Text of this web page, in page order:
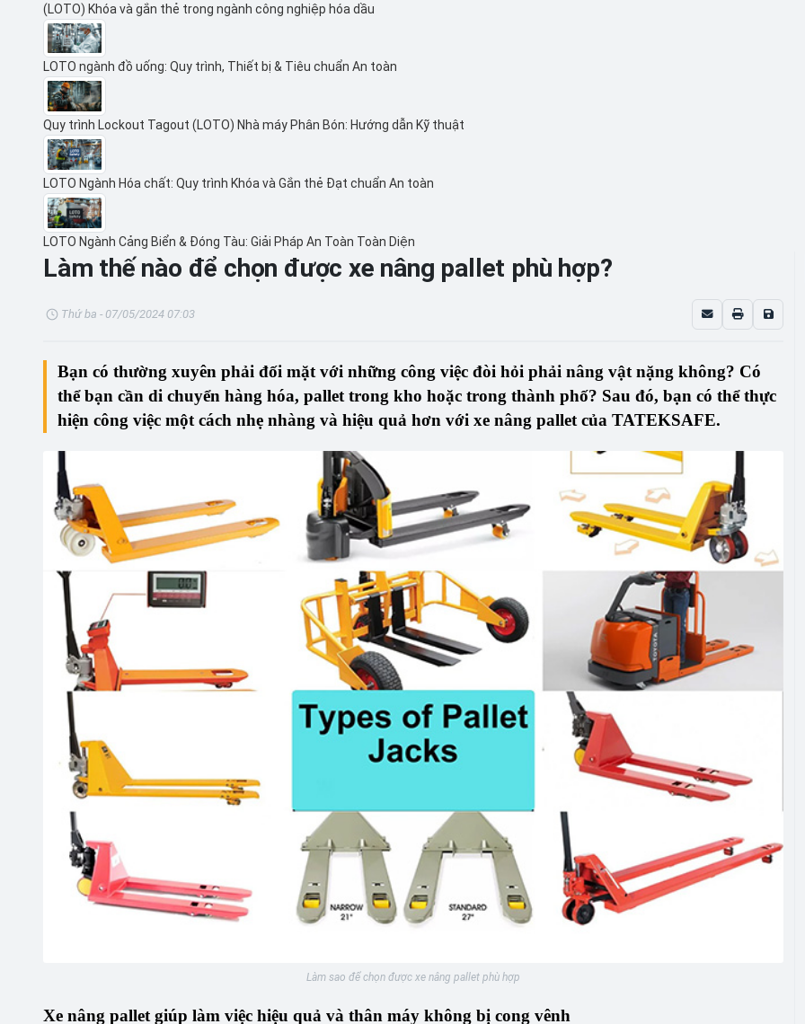
(LOTO) Khóa và gắn thẻ trong ngành công nghiệp hóa dầu
LOTO ngành đồ uống: Quy trình, Thiết bị & Tiêu chuẩn An toàn
Quy trình Lockout Tagout (LOTO) Nhà máy Phân Bón: Hướng dẫn Kỹ thuật
LOTO Ngành Hóa chất: Quy trình Khóa và Gắn thẻ Đạt chuẩn An toàn
LOTO Ngành Cảng Biển & Đóng Tàu: Giải Pháp An Toàn Toàn Diện
Làm thế nào để chọn được xe nâng pallet phù hợp?
Thứ ba - 07/05/2024 07:03
Bạn có thường xuyên phải đối mặt với những công việc đòi hỏi phải nâng vật nặng không? Có
thể bạn cần di chuyển hàng hóa, pallet trong kho hoặc trong thành phố? Sau đó, bạn có thể thực
hiện công việc một cách nhẹ nhàng và hiệu quả hơn với xe nâng pallet của TATEKSAFE.
Làm sao để chọn được xe nâng pallet phù hợp
Xe nâng pallet giúp làm việc hiệu quả và thân máy không bị cong vênh